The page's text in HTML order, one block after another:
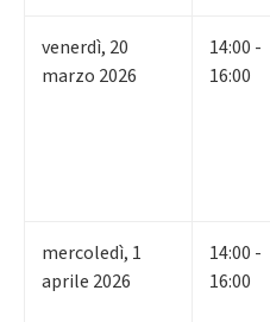
venerdì, 20
marzo 2026
14:00 -
16:00
mercoledì, 1
aprile 2026
14:00 -
16:00